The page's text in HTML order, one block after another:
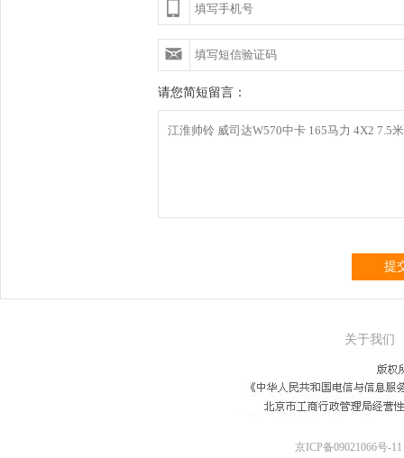
请您简短留言：
提
关于我们
京ICP备09021066号-11